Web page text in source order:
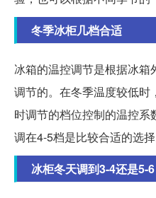
冬季冰柜几档合适
冰箱的温控调节是根据冰
调节的。在冬季温度较低
时调节的档位控制的温控
调在4-5档是比较合适的选择
冰柜冬天调到3-4还是5-6